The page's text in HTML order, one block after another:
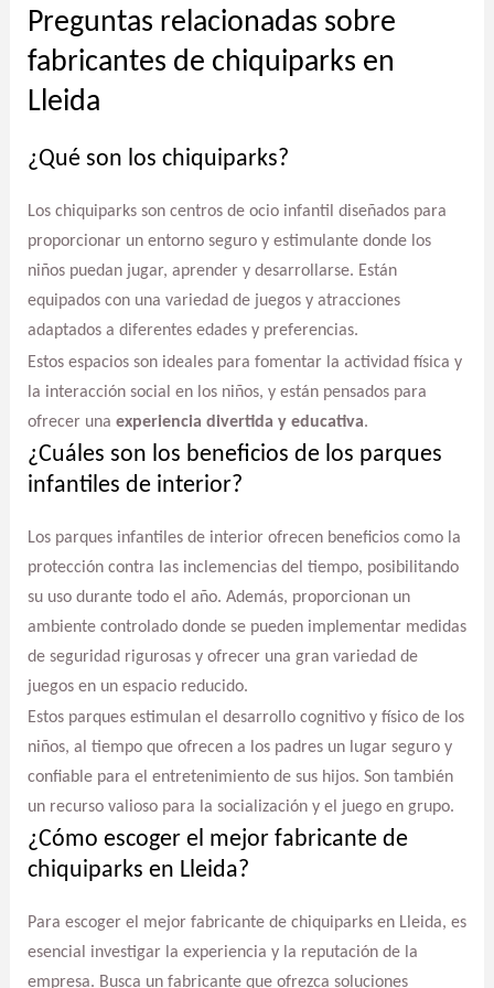
Preguntas relacionadas sobre
fabricantes de chiquiparks en
Lleida
¿Qué son los chiquiparks?
Los chiquiparks son centros de ocio infantil diseñados para
proporcionar un entorno seguro y estimulante donde los
niños puedan jugar, aprender y desarrollarse. Están
equipados con una variedad de juegos y atracciones
adaptados a diferentes edades y preferencias.
Estos espacios son ideales para fomentar la actividad física y
la interacción social en los niños, y están pensados para
ofrecer una experiencia divertida y educativa.
¿Cuáles son los beneficios de los parques
infantiles de interior?
Los parques infantiles de interior ofrecen beneficios como la
protección contra las inclemencias del tiempo, posibilitando
su uso durante todo el año. Además, proporcionan un
ambiente controlado donde se pueden implementar medidas
de seguridad rigurosas y ofrecer una gran variedad de
juegos en un espacio reducido.
Estos parques estimulan el desarrollo cognitivo y físico de los
niños, al tiempo que ofrecen a los padres un lugar seguro y
confiable para el entretenimiento de sus hijos. Son también
un recurso valioso para la socialización y el juego en grupo.
¿Cómo escoger el mejor fabricante de
chiquiparks en Lleida?
Para escoger el mejor fabricante de chiquiparks en Lleida, es
esencial investigar la experiencia y la reputación de la
empresa. Busca un fabricante que ofrezca soluciones